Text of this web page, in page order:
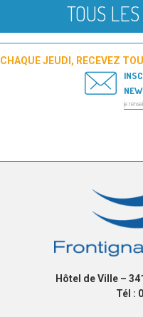
TOUS
CHAQUE JEUDI, RECEVEZ
Hôtel de Ville –
Tél :